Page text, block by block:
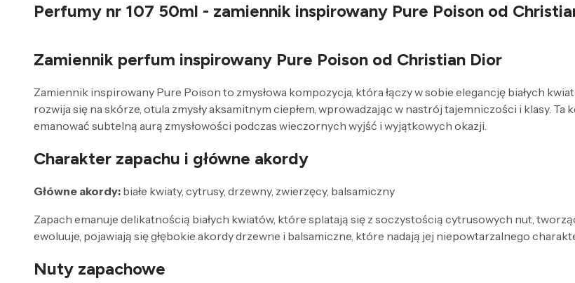
Perfumy nr 107 50ml - zamiennik inspirowany Pure Poison od
Zamiennik perfum inspirowany Pure Poison od Christian Dior
Zamiennik inspirowany Pure Poison to zmysłowa kompozycja, która łączy w sobie elegancję białych
rozwija się na skórze, otula zmysły aksamitnym ciepłem, wprowadzając w nastrój tajemniczości i klasy.
emanować subtelną aurą zmysłowości podczas wieczornych wyjść i wyjątkowych okazji.
Charakter zapachu i główne akordy
Główne akordy: białe kwiaty, cytrusy, drzewny, zwierzęcy, balsamiczny
Zapach emanuje delikatnością białych kwiatów, które splatają się z soczystością cytrusowych nut,
ewoluuje, pojawiają się głębokie akordy drzewne i balsamiczne, które nadają jej niepowtarzalnego
Nuty zapachowe